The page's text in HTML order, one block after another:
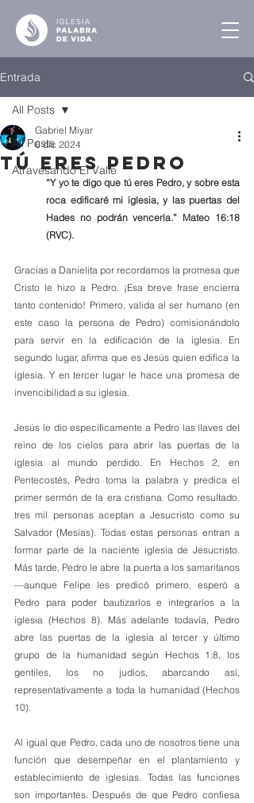
Entrada
All Posts
Atravesando El Valle
All Posts
Tú Eres Pedro
Gabriel Miyar
6 dic 2024
“Y yo te digo que tú eres Pedro, y sobre esta
roca edificaré mi iglesia, y las puertas del
Hades no podrán vencerla.” Mateo 16:18
(RVC).
Gracias a Danielita por recordarnos la promesa que
Cristo le hizo a Pedro. ¡Esa breve frase encierra
tanto contenido! Primero, valida al ser humano (en
este caso la persona de Pedro) comisionándolo
para servir en la edificación de la iglesia. En
segundo lugar, afirma que es Jesús quien edifica la
iglesia. Y en tercer lugar le hace una promesa de
invencibilidad a su iglesia.
Jesús le dio específicamente a Pedro las llaves del
reino de los cielos para abrir las puertas de la
iglesia al mundo perdido. En Hechos 2, en
Pentecostés, Pedro toma la palabra y predica el
primer sermón de la era cristiana. Como resultado,
tres mil personas aceptan a Jesucristo como su
Salvador (Mesías). Todas estas personas entran a
formar parte de la naciente iglesia de Jesucristo.
Más tarde, Pedro le abre la puerta a los samaritanos
—aunque Felipe les predicó primero, esperó a
Pedro para poder bautizarlos e integrarlos a la
iglesia (Hechos 8). Más adelante todavía, Pedro
abre las puertas de la iglesia al tercer y último
grupo de la humanidad según Hechos 1:8, los
gentiles, los no judíos, abarcando así,
representativamente a toda la humanidad (Hechos
10).
Al igual que Pedro, cada uno de nosotros tiene una
función que desempeñar en el plantamiento y
establecimiento de iglesias. Todas las funciones
son importantes. Después de que Pedro confiesa